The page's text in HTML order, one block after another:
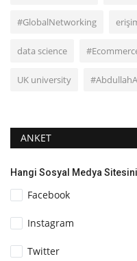
#GlobalNetworking
data science
UK university
ANKET
Hangi Sosyal Medya
Facebook
Instagram
Twitter